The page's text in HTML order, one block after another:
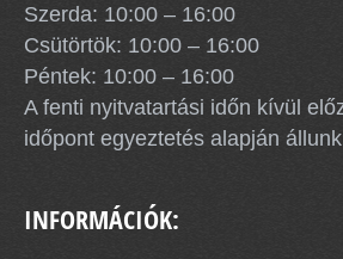
Szerda: 10:00 – 16:00
Csütörtök: 10:00 – 16:00
Péntek: 10:00 – 16:00
A fenti nyitvatartási időn kívül
időpont egyeztetés alapján
INFORMÁCIÓK: